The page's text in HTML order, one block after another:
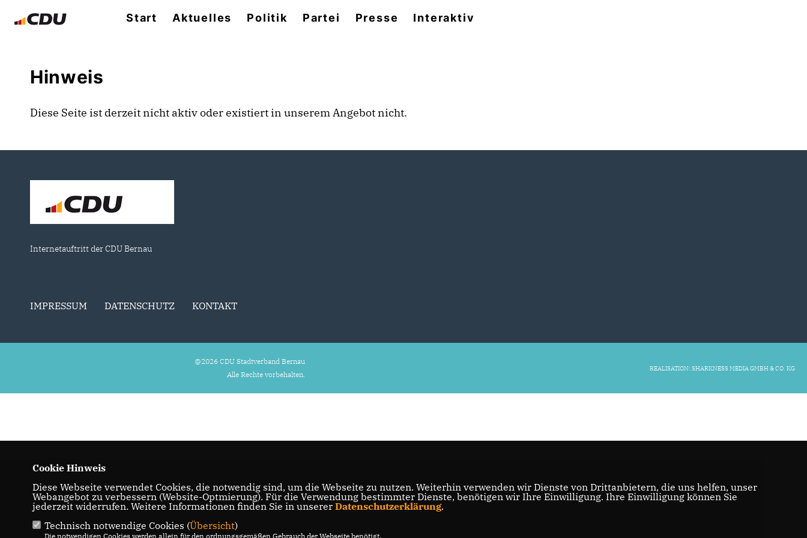
Start Aktuelles Politik Partei Presse Interaktiv
Hinweis
Diese Seite ist derzeit nicht aktiv oder existiert in unserem Angebot nicht.
Internetauftritt der CDU Bernau
IMPRESSUM DATENSCHUTZ KONTAKT
@2026 CDU Stadtverband Bernau
Alle Rechte vorbehalten.
REALISATION: SHARKNESS MEDIA GMBH & CO. KG
Cookie Hinweis
Diese Webseite verwendet Cookies, die notwendig sind, um die Webseite zu nutzen. Weiterhin verwenden wir Dienste von Drittanbietern, die uns helfen, unser
Webangebot zu verbessern (Website-Optmierung). Für die Verwendung bestimmter Dienste, benötigen wir Ihre Einwilligung. Ihre Einwilligung können Sie
jederzeit widerrufen. Weitere Informationen finden Sie in unserer Datenschutzerklärung.
Technisch notwendige Cookies (Übersicht)
Die notwendigen Cookies werden allein für den ordnungsgemäßen Gebrauch der Webseite benötigt.